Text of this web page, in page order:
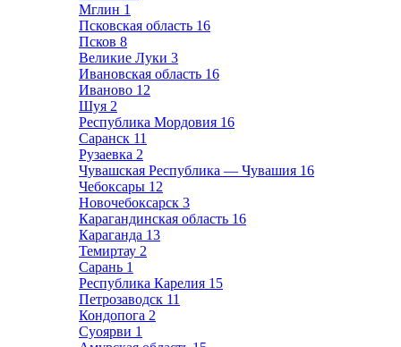
Мглин 1
Псковская область 16
Псков 8
Великие Луки 3
Ивановская область 16
Иваново 12
Шуя 2
Республика Мордовия 16
Саранск 11
Рузаевка 2
Чувашская Республика — Чувашия 16
Чебоксары 12
Новочебоксарск 3
Карагандинская область 16
Караганда 13
Темиртау 2
Сарань 1
Республика Карелия 15
Петрозаводск 11
Кондопога 2
Суоярви 1